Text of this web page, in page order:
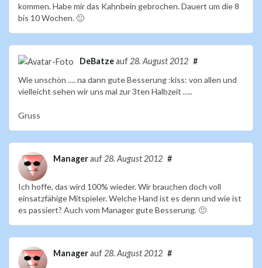
kommen. Habe mir das Kahnbein gebrochen. Dauert um die 8
bis 10 Wochen. 🙁
DeBatzeauf 28. August 2012 #
Wie unschön …. na dann gute Besserung :kiss: von allen und
vielleicht sehen wir uns mal zur 3ten Halbzeit …..
Gruss
Managerauf 28. August 2012 #
Ich hoffe, das wird 100% wieder. Wir brauchen doch voll
einsatzfähige Mitspieler. Welche Hand ist es denn und wie ist
es passiert? Auch vom Manager gute Besserung. 🙁
Managerauf 28. August 2012 #